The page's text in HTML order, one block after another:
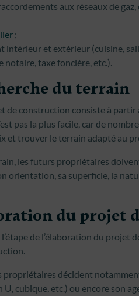
aux réseaux de gaz,
;
intérieur et extérieur (cuisine,
notaire, taxe foncière, etc.).
du terrain
de construction consiste à partir
pas la plus facile, car de
et trouver le terrain adapté au
les futurs propriétaires
orientation, sa superficie, la
du projet
de l’élaboration du
propriétaires décident
U, cubique, etc.) ou encore son